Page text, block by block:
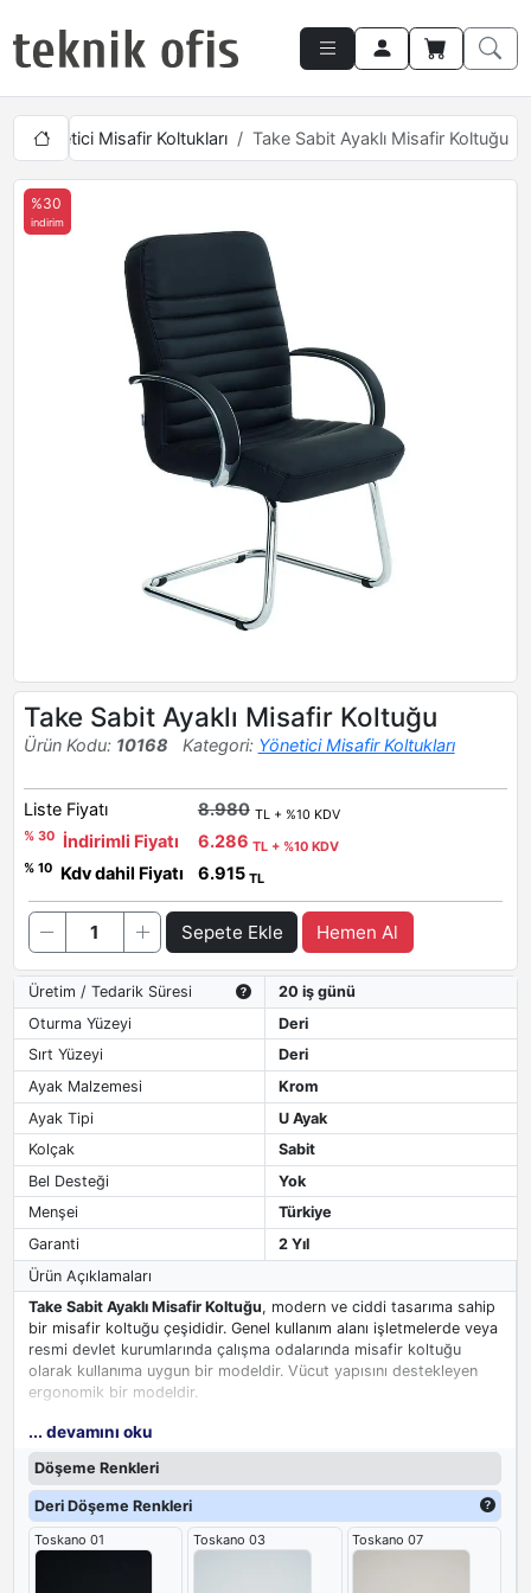
Yönetici Misafir Koltukları Take Sabit Ayaklı Misafir Koltuğu
%30
indirim
Take Sabit Ayaklı Misafir Koltuğu
Ürün Kodu: 10168 Kategori: Yönetici Misafir Koltukları
Liste Fiyatı 8.980 TL + %10 KDV
% 30
İndirimli Fiyatı 6.286 TL + %10 KDV
% 10
Kdv dahil Fiyatı 6.915 TL
Sepete Ekle Hemen Al
Üretim / Tedarik Süresi
20 iş günü
Oturma Yüzeyi
Deri
Sırt Yüzeyi
Deri
Ayak Malzemesi
Krom
Ayak Tipi
U Ayak
Kolçak
Sabit
Bel Desteği
Yok
Menşei
Türkiye
Garanti
2 Yıl
Ürün Açıklamaları
Take Sabit Ayaklı Misafir Koltuğu, modern ve ciddi tasarıma sahip
bir misafir koltuğu çeşididir. Genel kullanım alanı işletmelerde veya
resmi devlet kurumlarında çalışma odalarında misafir koltuğu
olarak kullanıma uygun bir modeldir. Vücut yapısını destekleyen
ergonomik bir modeldir.
U ayaklı misafir koltuğunun yapısında kullanılan teknik ekipmanları
ve metal aksamları sayesinde son derece dayanıklı bir yapıya
sahiptir. Koltukta sünger olarak dökme kalıp sünger kullanılmış
olup üzeri suni deri ile kaplanarak imal edilmiştir. Sırt kısmında yer
alan yatay yönde dikişleri estetik yapı kazandırır ve koltuğun
ergonomisini destekler. Oturma yeri geniş ve konforludur.
... devamını oku
Döşeme Renkleri
Deri Döşeme Renkleri
Toskano 01 Toskano 03 Toskano 07